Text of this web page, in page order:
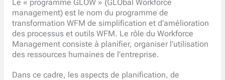
Le « programme GLOW » (GLObal Workforce
management) est le nom du programme de
transformation WFM de simplification et d’amélioration
des processus et outils WFM. Le rôle du Workforce
Management consiste à planifier, organiser l’utilisation
des ressources humaines de l’entreprise.
Dans ce cadre, les aspects de planification, de